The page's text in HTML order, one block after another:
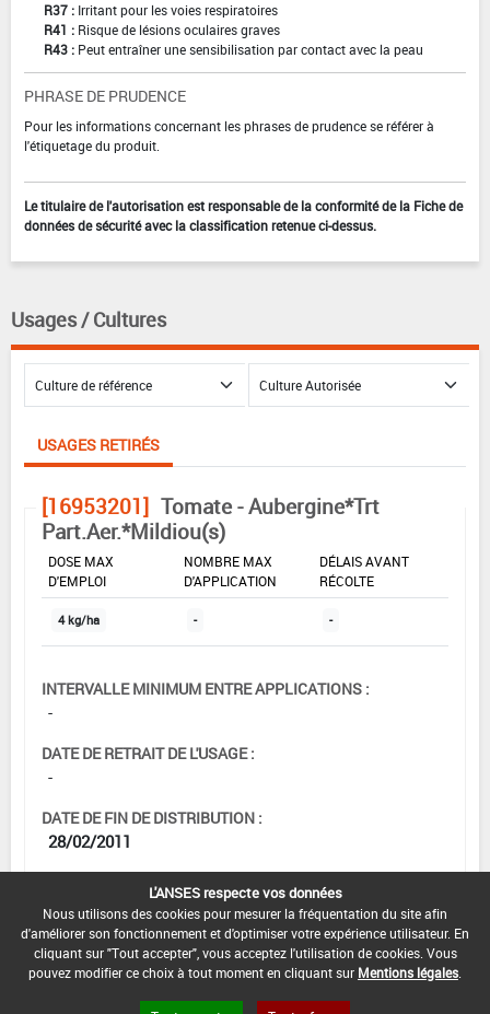
R37 : Irritant pour les voies respiratoires
R41 : Risque de lésions oculaires graves
R43 : Peut entraîner une sensibilisation par contact avec la peau
PHRASE DE PRUDENCE
Pour les informations concernant les phrases de prudence se référer à
l'étiquetage du produit.
Le titulaire de l'autorisation est responsable de la conformité de la Fiche de
données de sécurité avec la classification retenue ci-dessus.
Usages / Cultures
USAGES RETIRÉS
[16953201] Tomate - Aubergine*Trt
Part.Aer.*Mildiou(s)
DOSE MAX
D'EMPLOI
NOMBRE MAX
D'APPLICATION
DÉLAIS AVANT
RÉCOLTE
4 kg/ha - -
INTERVALLE MINIMUM ENTRE APPLICATIONS :
-
DATE DE RETRAIT DE L'USAGE :
-
DATE DE FIN DE DISTRIBUTION :
28/02/2011
DATE DE FIN D'UTILISATION :
29/02/2012
L'ANSES respecte vos données
Nous utilisons des cookies pour mesurer la fréquentation du site afin
d'améliorer son fonctionnement et d'optimiser votre expérience utilisateur. En
cliquant sur "Tout accepter", vous acceptez l'utilisation de cookies. Vous
pouvez modifier ce choix à tout moment en cliquant sur Mentions légales